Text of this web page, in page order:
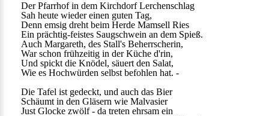
Der Pfarrhof in dem Kirchdorf Lerchenschlag
Sah heute wieder einen guten Tag,
Denn emsig dreht beim Herde Mamsell Ries
Ein prächtig-feistes Saugschwein an dem Spieß.
Auch Margareth, des Stall's Beherrscherin,
War schon frühzeitig in der Küche d'rin,
Und spickt die Knödel, säuert den Salat,
Wie es Hochwürden selbst befohlen hat. -
Die Tafel ist gedeckt, und auch das Bier
Schäumt in den Gläsern wie Malvasier
Just Glocke zwölf - da treten ehrsam ein